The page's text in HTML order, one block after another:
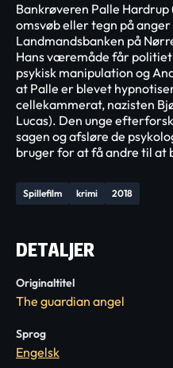
Spillefilm krimi 2018
Bankrøveren Palle
omsvøb eller tegn på
Landmandsbanken på
Hans væremåde får
psykisk manipulation og
at Palle er blevet
cellekammerat, nazisten
Lucas). Den unge
sagen og afsløre de
bruger for at få andre til at
DETALJER
Originaltitel
The guardian angel
Sprog
Engelsk